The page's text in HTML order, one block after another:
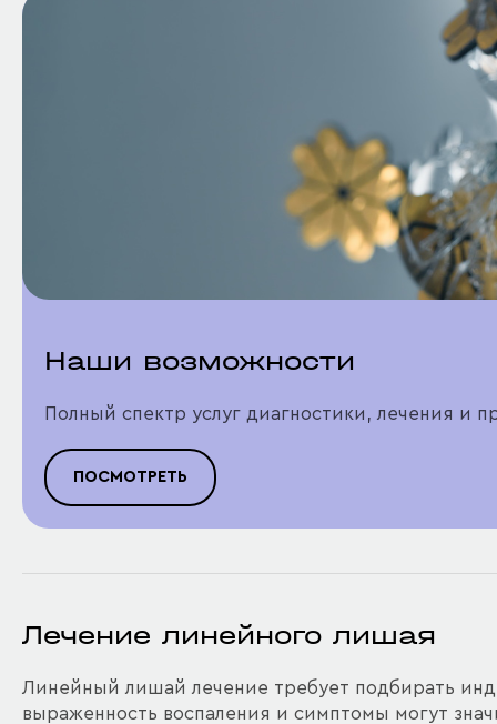
Наши возможности
Полный спектр услуг диагностики, лечения и
ПОСМОТРЕТЬ
Лечение линейного лишая
Линейный лишай лечение требует подбирать
выраженность воспаления и симптомы могут